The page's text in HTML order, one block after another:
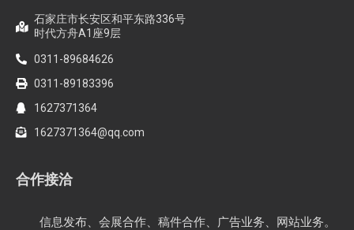
石家庄市长安区和平东路336号
时代方舟A1座9层
0311-89684626
0311-89183396
1627371364
1627371364@qq.com
合作接洽
信息发布、会展合作、稿件合作、广告业务、网站业务。